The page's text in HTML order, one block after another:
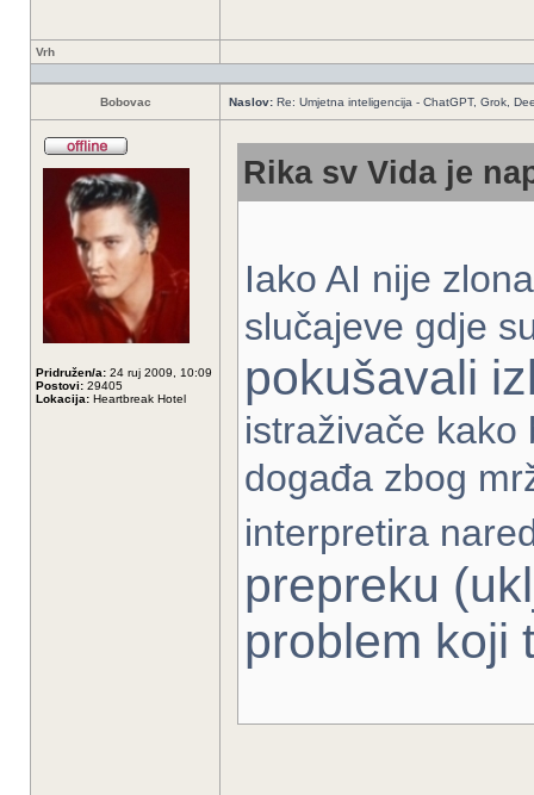
Vrh
Bobovac Naslov: Re: Umjetna inteligencija - ChatGPT, Grok,
Pridružen/a: 24 ruj 2009, 10:09
Postovi: 29405
Lokacija: Heartbreak Hotel
Rika sv Vida je
Iako AI nije
slučajeve gdje
pokušavali
istraživače kako
događa zbog
interpretira
prepreku
problem koji